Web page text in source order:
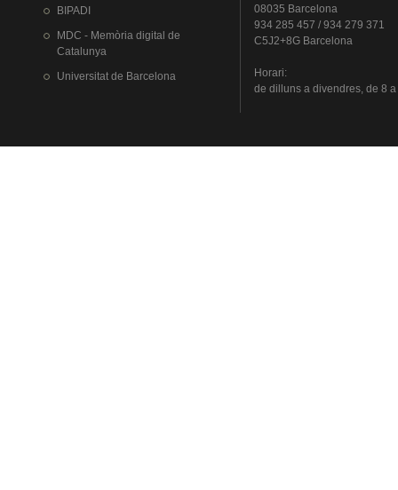
BIPADI
MDC - Memòria digital de
Catalunya
Universitat de Barcelona
08035 Barcelona
934 285 457 / 934 279 371
C5J2+8G Barcelona
Horari:
de dillunsa divendres, de 8